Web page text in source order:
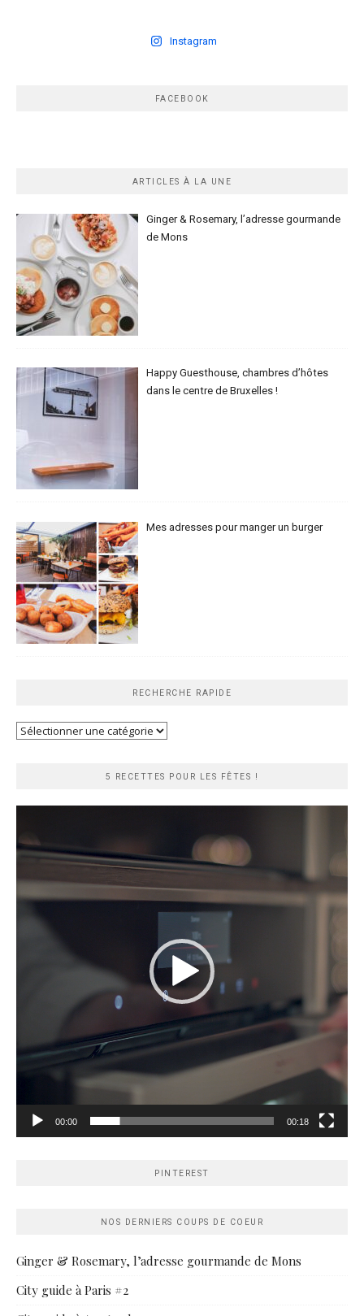
Instagram
FACEBOOK
ARTICLES À LA UNE
Ginger & Rosemary, l’adresse gourmande
de Mons
Happy Guesthouse, chambres d’hôtes
dans le centre de Bruxelles !
Mes adresses pour manger un burger
RECHERCHE RAPIDE
Recherche
5 RECETTES POUR LES FÊTES !
00:00 00:18
PINTEREST
NOS DERNIERS COUPS DE COEUR
Ginger & Rosemary, l’adresse gourmande de Mons
City guide à Paris #2